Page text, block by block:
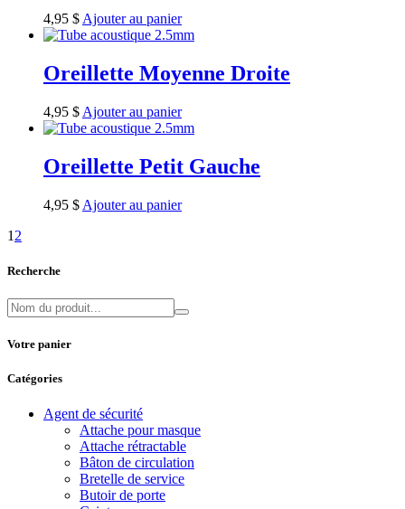
4,95 $ Ajouter au panier
Oreillette Moyenne Droite
4,95 $ Ajouter au panier
Oreillette Petit Gauche
4,95 $ Ajouter au panier
1 2
Recherche
Votre panier
Catégories
Agent de sécurité
Attache pour masque
Attache rétractable
Bâton de circulation
Bretelle de service
Butoir de porte